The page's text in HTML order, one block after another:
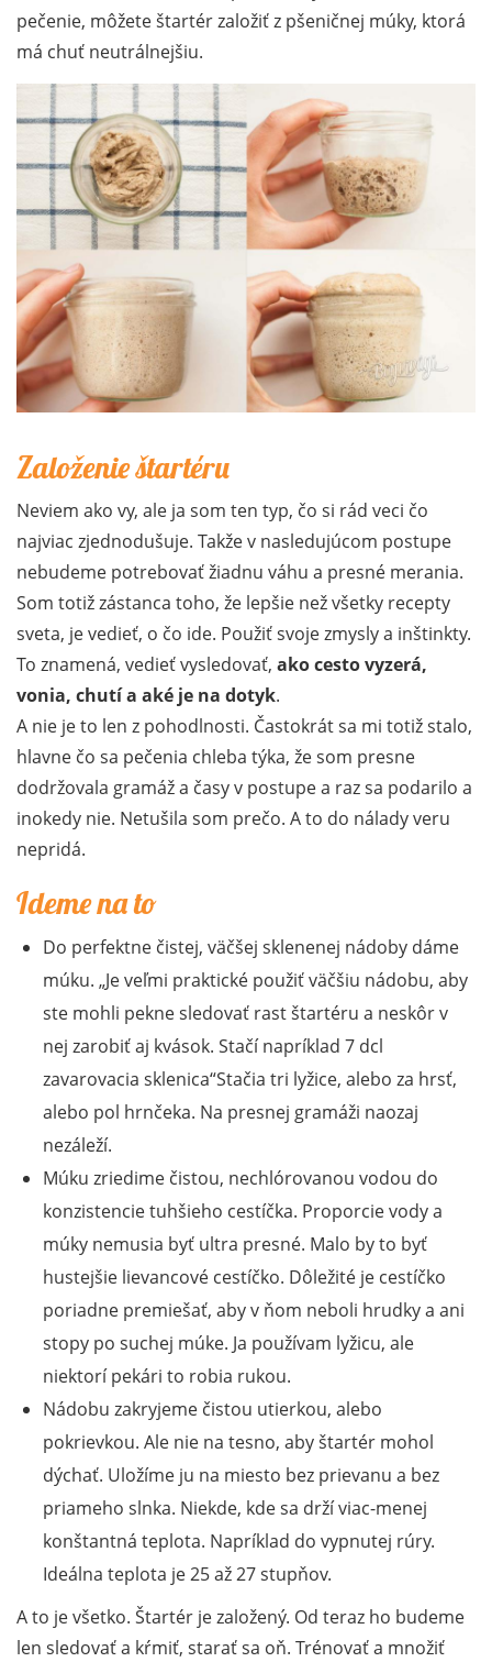
pečenie, môžete štartér založiť z pšeničnej múky, ktorá
má chuť neutrálnejšiu.
Založenie štartéru
Neviem ako vy, ale ja som ten typ, čo si rád veci čo
najviac zjednodušuje. Takže v nasledujúcom postupe
nebudeme potrebovať žiadnu váhu a presné merania.
Som totiž zástanca toho, že lepšie než všetky recepty
sveta, je vedieť, o čo ide. Použiť svoje zmysly a inštinkty.
To znamená, vedieť vysledovať, ako cesto vyzerá,
vonia, chutí a aké je na dotyk.
A nie je to len z pohodlnosti. Častokrát sa mi totiž stalo,
hlavne čo sa pečenia chleba týka, že som presne
dodržovala gramáž a časy v postupe a raz sa podarilo a
inokedy nie. Netušila som prečo. A to do nálady veru
nepridá.
Ideme na to
Do perfektne čistej, väčšej sklenenej nádoby dáme
múku. Je veľmi praktické použiť väčšiu nádobu, aby
ste mohli pekne sledovať rast štartéru a neskôr v
nej zarobiť aj kvások. Stačí napríklad 7 dcl
zavarovacia sklenica Stačia tri lyžice, alebo za hrsť,
alebo pol hrnčeka. Na presnej gramáži naozaj
nezáleží.
Múku zriedime čistou, nechlórovanou vodou do
konzistencie tuhšieho cestíčka. Proporcie vody a
múky nemusia byť ultra presné. Malo by to byť
hustejšie lievancové cestíčko. Dôležité je cestíčko
poriadne premiešať, aby v ňom neboli hrudky a ani
stopy po suchej múke. Ja používam lyžicu, ale
niektorí pekári to robia rukou.
Nádobu zakryjeme čistou utierkou, alebo
pokrievkou. Ale nie na tesno, aby štartér mohol
dýchať. Uložíme ju na miesto bez prievanu a bez
priameho slnka. Niekde, kde sa drží viac-menej
konštantná teplota. Napríklad do vypnutej rúry.
Ideálna teplota je 25 až 27 stupňov.
A to je všetko. Štartér je založený. Od teraz ho budeme
len sledovať a kŕmiť, starať sa oň. Trénovať a množiť